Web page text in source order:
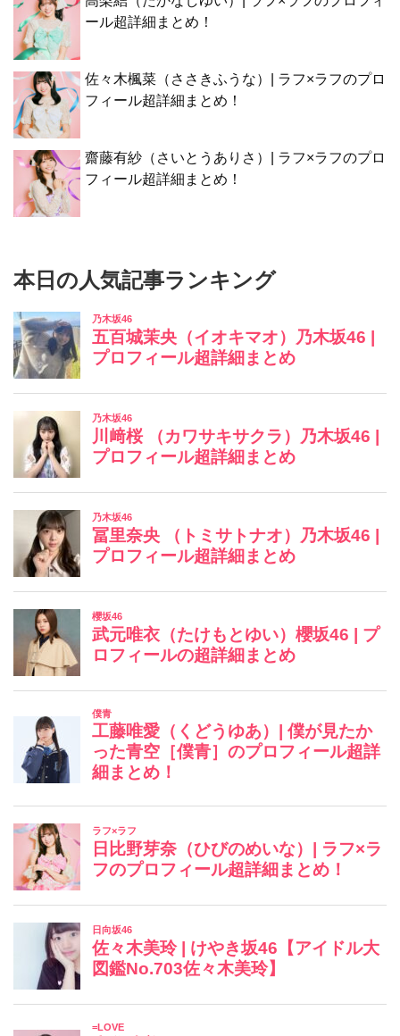
ール超詳細まとめ！
佐々木楓菜（ささきふうな）| ラフ×ラフのプロ
フィール超詳細まとめ！
齋藤有紗（さいとうありさ）| ラフ×ラフのプロ
フィール超詳細まとめ！
本日の人気記事ランキング